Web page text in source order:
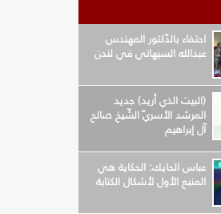
احتفاء بالدّكتور المهندس
عبدالله السيهاتي في لندن
(البيت الذي أريد) جديد
المرشد الأسريّ الشّيخ صالح
آل إبراهيم
عباس الحايك: الحكاية هي
المنبع الأول لأشكال الكتابة